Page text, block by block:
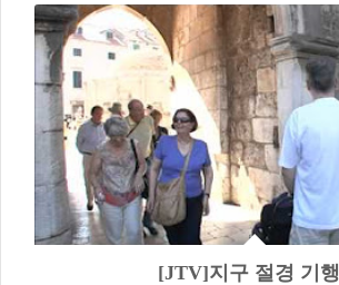
[JTV]지구 절경 기행